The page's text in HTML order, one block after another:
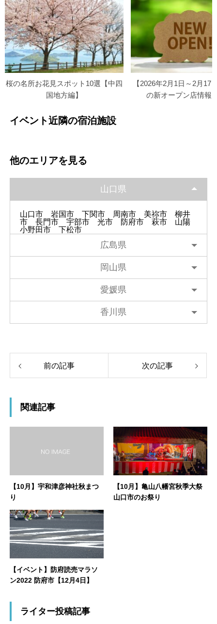
桜の名所お花見スポット10選【中四
国地方編】
【2026年2月1日～2月17
の新オープン店情報
イベント近隣の宿泊施設
他のエリアを見る
山口県
山口市 岩国市 下関市 周南市 美祢市
柳井
市
長門市 宇部市 光市 防府市 萩市
山陽
小野田市
下松市
広島県
岡山県
愛媛県
香川県
前の記事 次の記事
関連記事
【10月】宇和津彦神社秋まつ
り
【10月】亀山八幡宮秋季大祭
山口市のお祭り
【イベント】防府読売マラソ
ン2022 防府市【12月4日】
ライター投稿記事